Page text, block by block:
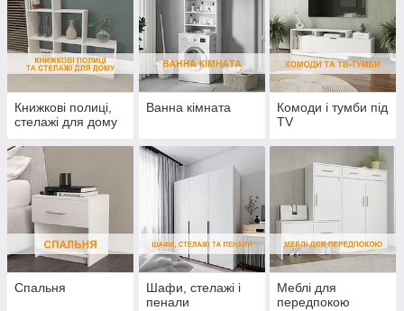
Книжкові полиці,
стелажі для дому
Ванна кімната
Комоди і тумби під
TV
Спальня
Шафи, стелажі і
пенали
Меблі для
передпокою